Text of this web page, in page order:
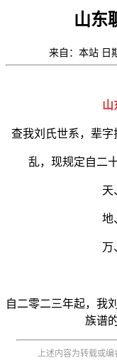
山东
来自：本站 日
山
查我刘氏世系，辈
乱，现规定自二
天
地
万
自二零二三年起，我
族谱
上述内容为转载或编